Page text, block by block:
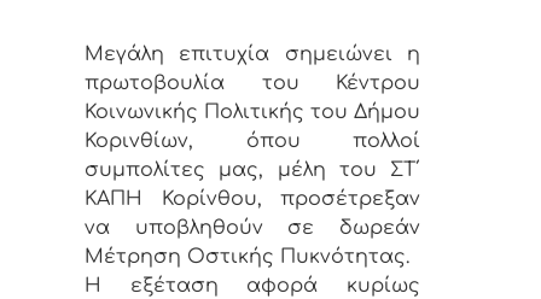
Μεγάλη επιτυχία σημειώνει η
πρωτοβουλία του Κέντρου
Κοινωνικής Πολιτικής του Δήμου
Κορινθίων, όπου πολλοί
συμπολίτες μας, μέλη του ΣΤ΄
ΚΑΠΗ Κορίνθου, προσέτρεξαν
να υποβληθούν σε δωρεάν
Μέτρηση Οστικής Πυκνότητας.
Η εξέταση αφορά κυρίως